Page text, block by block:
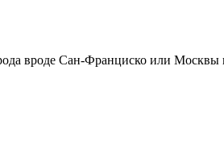
вроде Сан-Франциско или Москвы